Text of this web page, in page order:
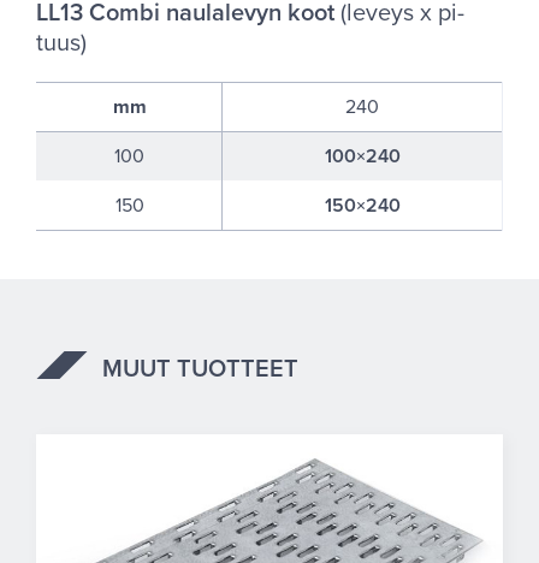
LL13 Combi nau­la­le­vyn koot (le­veys x pi­
tuus)
mm
240
100
100×240
150
150×240
MUUT TUOTTEET